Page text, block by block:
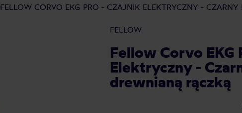
FELLOW CORVO EKG PRO - CZAJNIK ELEKTRYCZNY - CZARNY
FELLOW
Fellow Corvo EKG
Elektryczny -
drewnianą rączką